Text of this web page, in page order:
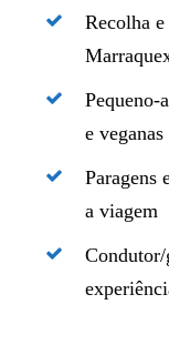
Recolha
Pequeno-
e veganas
Paragens
a viagem